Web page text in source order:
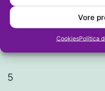
Vore
CookiesPolítica
Anònim
8 de gener
5